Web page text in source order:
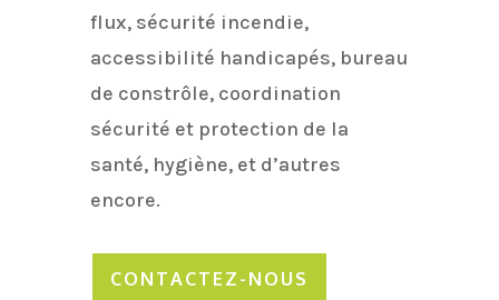
flux, sécurité incendie,
accessibilité handicapés, bureau
de constrôle, coordination
sécurité et protection de la
santé, hygiène, et d’autres
encore.
CONTACTEZ-NOUS